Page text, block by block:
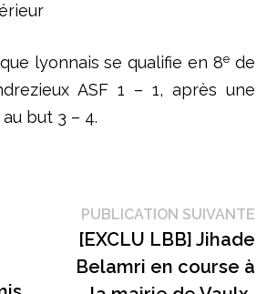
lyonnais se qualifie en 8e de
ASF 1 – 1, après une
but 3 – 4.
:
PUBLICATION SUIVANTE
[EXCLU LBB] Jihade
Belamri en course à